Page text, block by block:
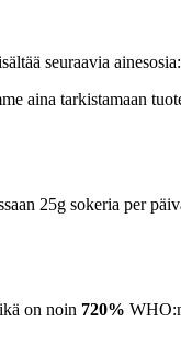
seuraavia ainesosia:
aina tarkistamaan
25g sokeria per
on noin 720%